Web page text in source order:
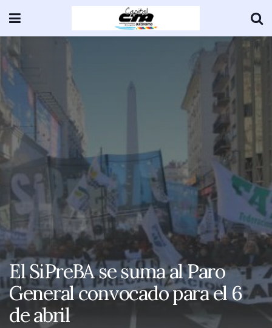
El SiPreBA se suma al Paro
General convocado para el 6
de abril